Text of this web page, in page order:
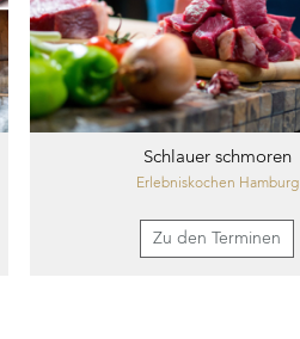
Schlauer schmoren
Erlebniskochen Hamburg
Zu den Terminen